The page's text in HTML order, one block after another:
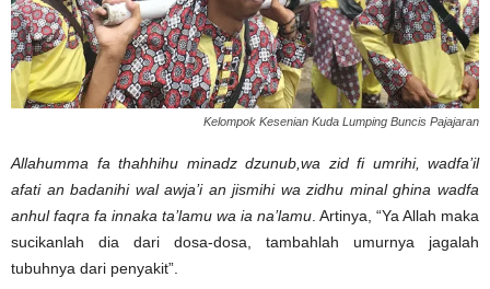
Kelompok Kesenian Kuda Lumping Buncis Pajajaran
Allahumma fa thahhihu minadz dzunub,wa zid fi umrihi, wadfa’il
afati an badanihi wal awja’i an jismihi wa zidhu minal ghina wadfa
anhul faqra fa innaka ta’lamu wa ia na’lamu . Artinya, “Ya Allah maka
sucikanlah dia dari dosa-dosa, tambahlah umurnya jagalah
tubuhnya dari penyakit”.